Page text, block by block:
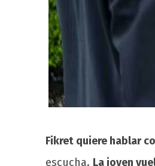
Fikret quiere hablar
escucha. La joven